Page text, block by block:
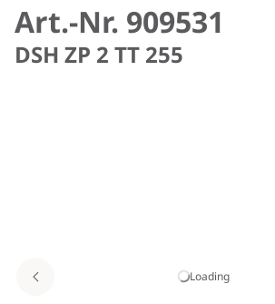
Art.-Nr. 909531
DSH ZP 2 TT 255
Loading